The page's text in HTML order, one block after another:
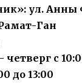
ул. Анны
Ган
четверг с
до 13:00